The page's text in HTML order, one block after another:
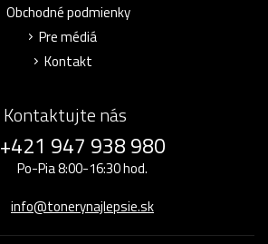
Obchodné podmienky
Pre médiá
Kontakt
Kontaktujte nás
+421 947 938 980
Po-Pia 8:00-16:30 hod.
info@tonerynajlepsie.sk